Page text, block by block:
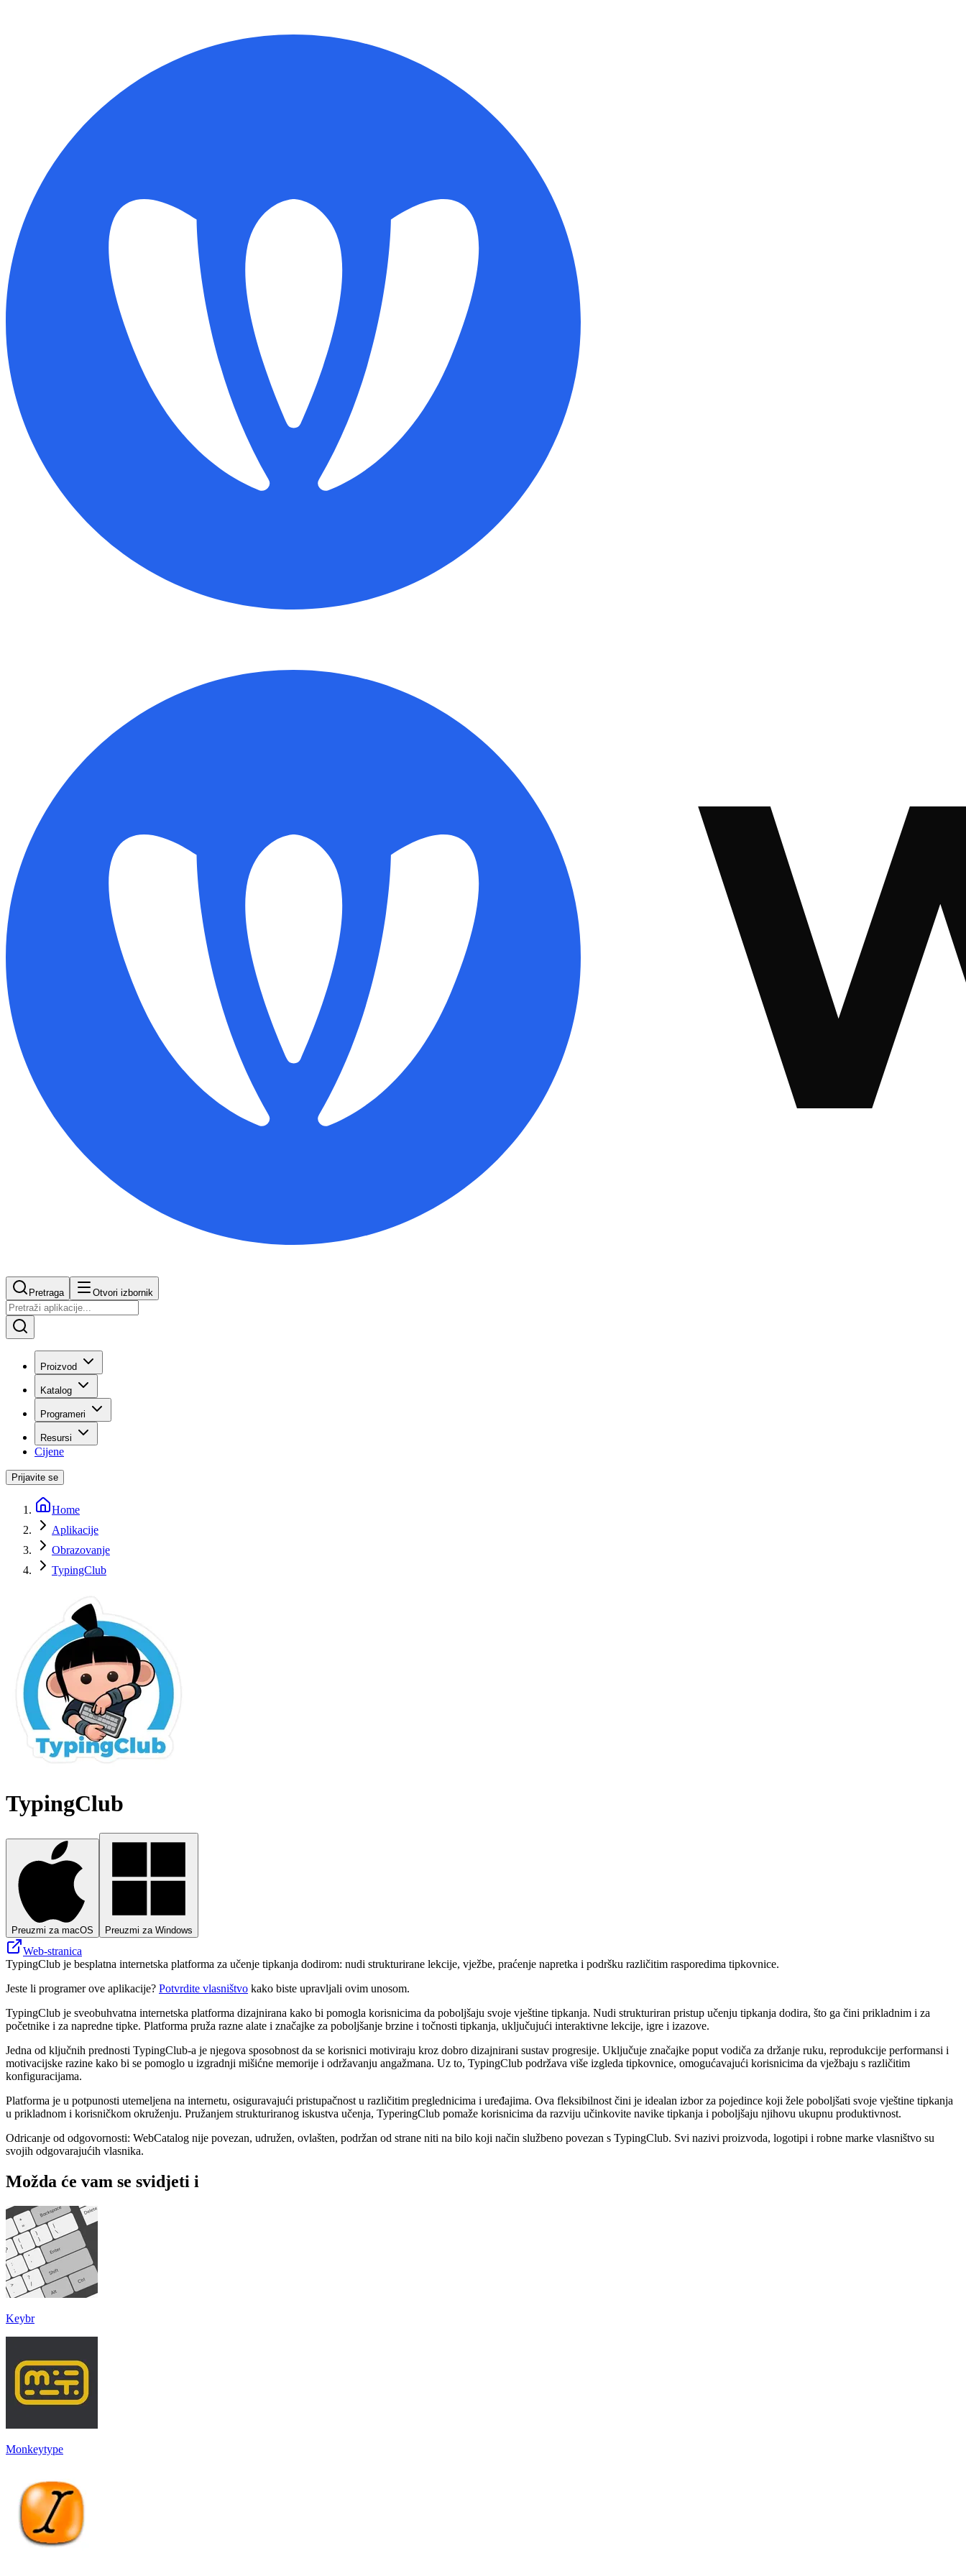
Pretraga Otvori izbornik
Proizvod
Katalog
Programeri
Resursi
Cijene
Prijavite se
Home
Aplikacije
Obrazovanje
TypingClub
TypingClub
Preuzmi za macOS Preuzmi za Windows
Web-stranica
TypingClub je besplatna internetska platforma za učenje tipkanja dodirom: nudi strukturirane lekcije, vježbe, praćenje napretka i podršku različitim rasporedima tipkovnice.
Jeste li programer ove aplikacije? Potvrdite vlasništvo kako biste upravljali ovim unosom.
TypingClub je sveobuhvatna internetska platforma dizajnirana kako bi pomogla korisnicima da poboljšaju svoje vještine tipkanja. Nudi strukturiran pristup učenju tipkanja dodira, što ga čini prikladnim i za
početnike i za napredne tipke. Platforma pruža razne alate i značajke za poboljšanje brzine i točnosti tipkanja, uključujući interaktivne lekcije, igre i izazove.
Jedna od ključnih prednosti TypingClub-a je njegova sposobnost da se korisnici motiviraju kroz dobro dizajnirani sustav progresije. Uključuje značajke poput vodiča za držanje ruku, reprodukcije performansi i
motivacijske razine kako bi se pomoglo u izgradnji mišićne memorije i održavanju angažmana. Uz to, TypingClub podržava više izgleda tipkovnice, omogućavajući korisnicima da vježbaju s različitim
konfiguracijama.
Platforma je u potpunosti utemeljena na internetu, osiguravajući pristupačnost u različitim preglednicima i uređajima. Ova fleksibilnost čini je idealan izbor za pojedince koji žele poboljšati svoje vještine tipkanja
u prikladnom i korisničkom okruženju. Pružanjem strukturiranog iskustva učenja, TyperingClub pomaže korisnicima da razviju učinkovite navike tipkanja i poboljšaju njihovu ukupnu produktivnost.
Odricanje od odgovornosti: WebCatalog nije povezan, udružen, ovlašten, podržan od strane niti na bilo koji način službeno povezan s TypingClub. Svi nazivi proizvoda, logotipi i robne marke vlasništvo su
svojih odgovarajućih vlasnika.
Možda će vam se svidjeti i
Keybr
Monkeytype